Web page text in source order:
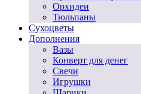
Орхидеи
Тюльпаны
Сухоцветы
Дополнения
Вазы
Конверт для денег
Свечи
Игрушки